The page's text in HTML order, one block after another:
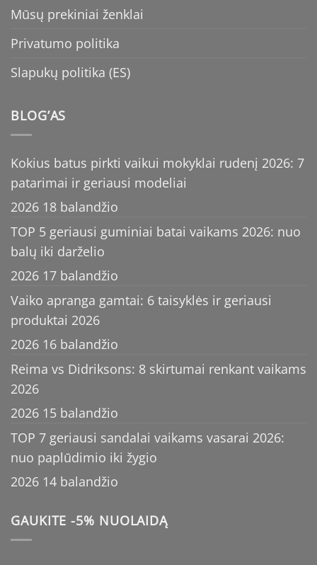
Mūsų prekiniai ženklai
Privatumo politika
Slapukų politika (ES)
BLOG’AS
Kokius batus pirkti vaikui mokyklai rudenį 2026: 7
patarimai ir geriausi modeliai
2026 18 balandžio
TOP 5 geriausi guminiai batai vaikams 2026: nuo
balų iki darželio
2026 17 balandžio
Vaiko apranga gamtai: 6 taisyklės ir geriausi
produktai 2026
2026 16 balandžio
Reima vs Didriksons: 8 skirtumai renkant vaikams
2026
2026 15 balandžio
TOP 7 geriausi sandalai vaikams vasarai 2026:
nuo paplūdimio iki žygio
2026 14 balandžio
GAUKITE -5% NUOLAIDĄ